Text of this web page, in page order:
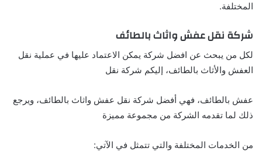
المختلفة.
شركة نقل عفش واثاث بالطائف
لكل من يبحث عن افضل شركة يمكن الاعتماد عليها في عملية نقل
العفش والأثاث بالطائف، إليكم شركة نقل
عفش بالطائف، فهي أفضل شركة نقل عفش واثاث بالطائف، ويرجع
ذلك لما تقدمه الشركة من مجموعة مميزة
من الخدمات المختلفة والتي تتمثل في الآتي: